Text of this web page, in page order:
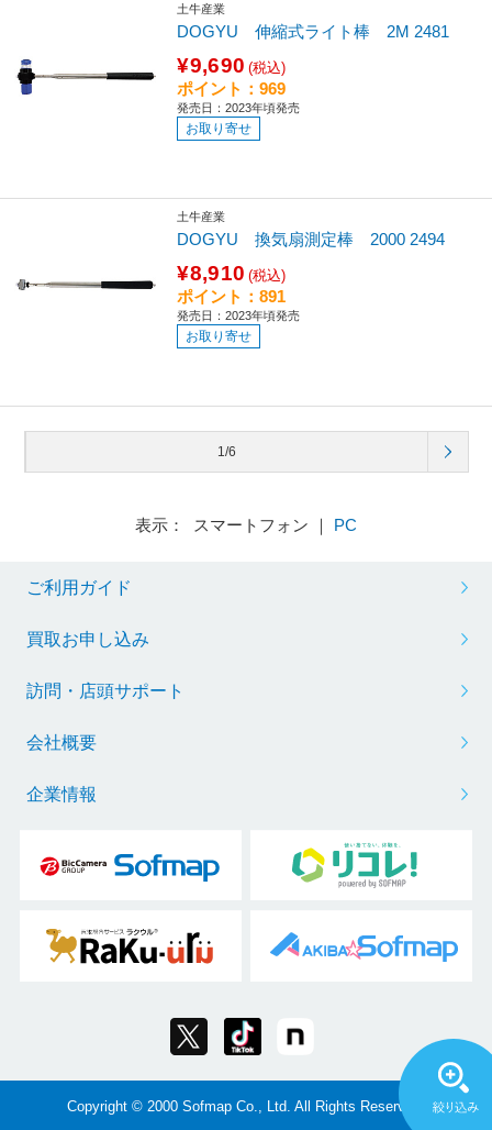
土牛産業
DOGYU 伸縮式ライト棒 2M 2481
¥9,690 (税込)
ポイント：969
発売日：2023年頃発売
お取り寄せ
土牛産業
DOGYU 換気扇測定棒 2000 2494
¥8,910 (税込)
ポイント：891
発売日：2023年頃発売
お取り寄せ
1/6
表示： スマートフォン ｜ PC
ご利用ガイド
買取お申し込み
訪問・店頭サポート
会社概要
企業情報
Copyright © 2000 Sofmap Co., Ltd. All Rights Reserved.